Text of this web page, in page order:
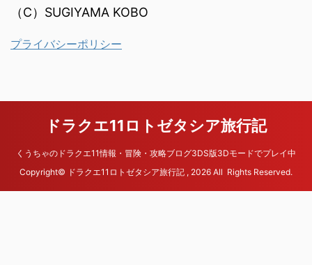
（C）SUGIYAMA KOBO
プライバシーポリシー
ドラクエ11ロトゼタシア旅行記
くうちゃのドラクエ11情報・冒険・攻略ブログ3DS版3Dモードでプレイ中
Copyright© ドラクエ11ロトゼタシア旅行記 , 2026 All Rights Reserved.